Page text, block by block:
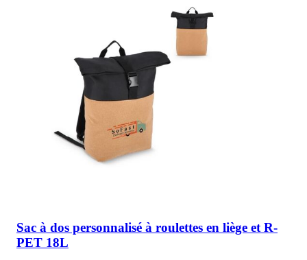
Sac à dos personnalisé à roulettes en liège et R-
PET 18L